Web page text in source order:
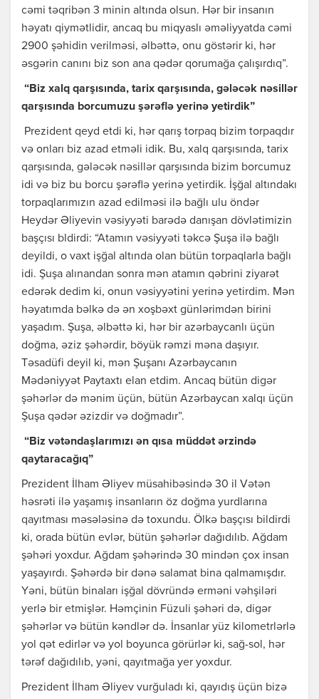
cəmi təqribən 3 minin altında olsun. Hər bir insanın
həyatı qiymətlidir, ancaq bu miqyaslı əməliyyatda cəmi
2900 şəhidin verilməsi, əlbəttə, onu göstərir ki, hər
əsgərin canını biz son ana qədər qorumağa çalışırdıq”.
“Biz xalq qarşısında, tarix qarşısında, gələcək nəsillər
qarşısında borcumuzu şərəflə yerinə yetirdik”
Prezident qeyd etdi ki, hər qarış torpaq bizim torpaqdır
və onları biz azad etməli idik. Bu, xalq qarşısında, tarix
qarşısında, gələcək nəsillər qarşısında bizim borcumuz
idi və biz bu borcu şərəflə yerinə yetirdik. İşğal altındakı
torpaqlarımızın azad edilməsi ilə bağlı ulu öndər
Heydər Əliyevin vəsiyyəti barədə danışan dövlətimizin
başçısı bldirdi: “Atamın vəsiyyəti təkcə Şuşa ilə bağlı
deyildi, o vaxt işğal altında olan bütün torpaqlarla bağlı
idi. Şuşa alınandan sonra mən atamın qəbrini ziyarət
edərək dedim ki, onun vəsiyyətini yerinə yetirdim. Mən
həyatımda bəlkə də ən xoşbəxt günlərimdən birini
yaşadım. Şuşa, əlbəttə ki, hər bir azərbaycanlı üçün
doğma, əziz şəhərdir, böyük rəmzi məna daşıyır.
Təsadüfi deyil ki, mən Şuşanı Azərbaycanın
Mədəniyyət Paytaxtı elan etdim. Ancaq bütün digər
şəhərlər də mənim üçün, bütün Azərbaycan xalqı üçün
Şuşa qədər əzizdir və doğmadır”.
“Biz vətəndaşlarımızı ən qısa müddət ərzində
qaytaracağıq”
Prezident İlham Əliyev müsahibəsində 30 il Vətən
həsrəti ilə yaşamış insanların öz doğma yurdlarına
qayıtması məsələsinə də toxundu. Ölkə başçısı bildirdi
ki, orada bütün evlər, bütün şəhərlər dağıdılıb. Ağdam
şəhəri yoxdur. Ağdam şəhərində 30 mindən çox insan
yaşayırdı. Şəhərdə bir dənə salamat bina qalmamışdır.
Yəni, bütün binaları işğal dövründə erməni vəhşiləri
yerlə bir etmişlər. Həmçinin Füzuli şəhəri də, digər
şəhərlər və bütün kəndlər də. İnsanlar yüz kilometrlərlə
yol qət edirlər və yol boyunca görürlər ki, sağ-sol, hər
tərəf dağıdılıb, yəni, qayıtmağa yer yoxdur.
Prezident İlham Əliyev vurğuladı ki, qayıdış üçün bizə